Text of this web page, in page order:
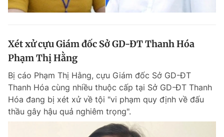
Xét xử cựu Giám đốc Sở GD-ĐT Thanh Hóa
Phạm Thị Hằng
Bị cáo Phạm Thị Hằng, cựu Giám đốc Sở GD-ĐT
Thanh Hóa cùng nhiều thuộc cấp tại Sở GD-ĐT Thanh
Hóa đang bị xét xử về tội "vi phạm quy định về đấu
thầu gây hậu quả nghiêm trọng".